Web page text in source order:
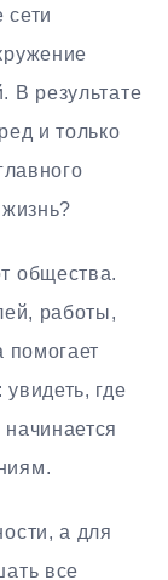
сети
В результате
и только
общества.
работы,
помогает
где
а для
все